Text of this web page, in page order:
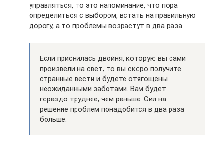
управляться, то это напоминание, что пора
определиться с выбором, встать на правильную
дорогу, а то проблемы возрастут в два раза.
Если приснилась двойня, которую вы сами
произвели на свет, то вы скоро получите
странные вести и будете отягощены
неожиданными заботами. Вам будет
гораздо труднее, чем раньше. Сил на
решение проблем понадобится в два раза
больше.